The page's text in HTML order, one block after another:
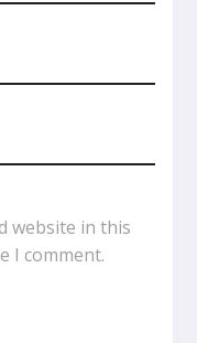
website in this
I comment.